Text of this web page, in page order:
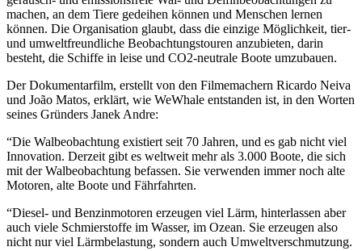
machen, an dem Tiere gedeihen können und Menschen lernen
können. Die Organisation glaubt, dass die einzige Möglichkeit, tier-
und umweltfreundliche Beobachtungstouren anzubieten, darin
besteht, die Schiffe in leise und CO2-neutrale Boote umzubauen.
Der Dokumentarfilm, erstellt von den Filmemachern Ricardo Neiva
und João Matos, erklärt, wie WeWhale entstanden ist, in den Worten
seines Gründers Janek Andre:
“Die Walbeobachtung existiert seit 70 Jahren, und es gab nicht viel
Innovation. Derzeit gibt es weltweit mehr als 3.000 Boote, die sich
mit der Walbeobachtung befassen. Sie verwenden immer noch alte
Motoren, alte Boote und Fährfahrten.
“Diesel- und Benzinmotoren erzeugen viel Lärm, hinterlassen aber
auch viele Schmierstoffe im Wasser, im Ozean. Sie erzeugen also
nicht nur viel Lärmbelastung, sondern auch Umweltverschmutzung.